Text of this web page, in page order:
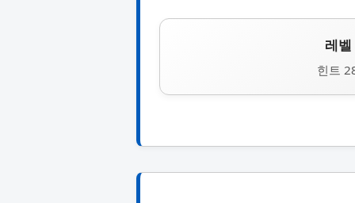
레벨
힌트